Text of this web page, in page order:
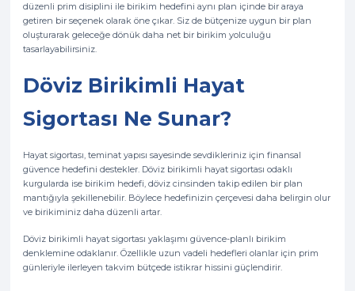
düzenli prim disiplini ile birikim hedefini aynı plan içinde bir araya
getiren bir seçenek olarak öne çıkar. Siz de bütçenize uygun bir plan
oluşturarak geleceğe dönük daha net bir birikim yolculuğu
tasarlayabilirsiniz.
Döviz Birikimli Hayat
Sigortası Ne Sunar?
Hayat sigortası, teminat yapısı sayesinde sevdikleriniz için finansal
güvence hedefini destekler. Döviz birikimli hayat sigortası odaklı
kurgularda ise birikim hedefi, döviz cinsinden takip edilen bir plan
mantığıyla şekillenebilir. Böylece hedefinizin çerçevesi daha belirgin olur
ve birikiminiz daha düzenli artar.
Döviz birikimli hayat sigortası yaklaşımı güvence-planlı birikim
denklemine odaklanır. Özellikle uzun vadeli hedefleri olanlar için prim
günleriyle ilerleyen takvim bütçede istikrar hissini güçlendirir.